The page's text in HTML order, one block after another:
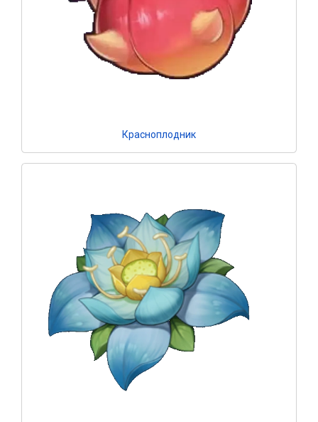
Красноплодник